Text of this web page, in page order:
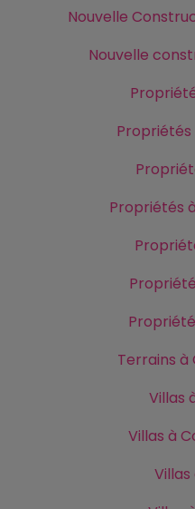
Nouvelle
Nouvelle
Propriétés
Terrains à
Villas
Villas à